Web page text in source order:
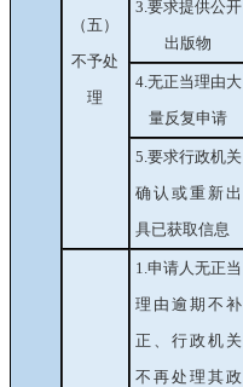
（五）
不予处
理
3.要求提供公开
出版物
4.无正当理由大
量反复申请
5.要求行政机关
确认或重新出
具已获取信息
1.申请人无正当
理由逾期不补
正、行政机关
不再处理其政